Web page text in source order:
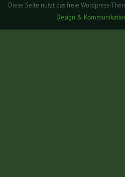
Diese Seite nutzt das freie Wordpress-
Design &